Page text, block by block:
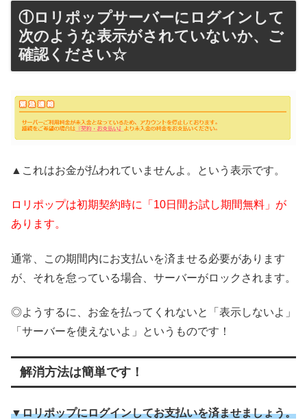
①ロリポップサーバーにログインして
次のような表示がされていないか、ご
確認ください☆
▲これはお金が払われていませんよ。という表示です。
ロリポップは初期契約時に「10日間お試し期間無料」が
あります。
通常、この期間内にお支払いを済ませる必要があります
が、それを怠っている場合、サーバーがロックされます。
◎ようするに、お金を払ってくれないと「表示しないよ」
「サーバーを使えないよ」というものです！
解消方法は簡単です！
▼ロリポップにログインしてお支払いを済ませましょう。